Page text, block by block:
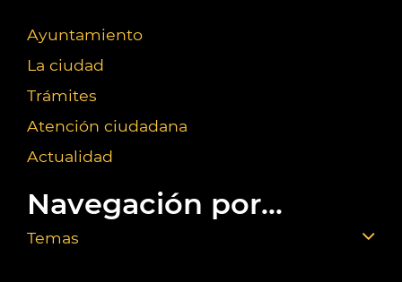
Ayuntamiento
La ciudad
Trámites
Atención ciudadana
Actualidad
Navegación por...
Temas